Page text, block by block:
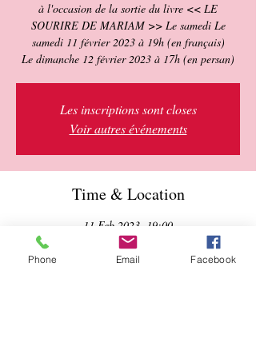
à l'occasion de la sortie du livre << LE
SOURIRE DE MARIAM >> Le samedi Le
samedi 11 février 2023 à 19h (en français)
Le dimanche 12 février 2023 à 17h (en persan)
Les inscriptions sont closes
Voir autres événements
Time & Location
11 Feb 2023, 19:00
Paris, 11 Rue Edmond Roger, 75015 Paris,
France
Phone Email Facebook